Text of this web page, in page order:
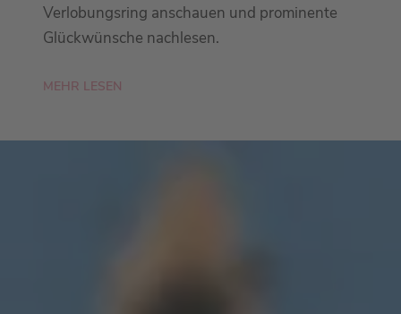
Verlobungsring anschauen und prominente
Glückwünsche nachlesen.
MEHR LESEN